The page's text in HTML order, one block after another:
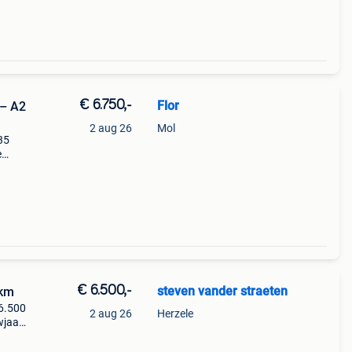
A2 € 6.750,-
2 aug 26
Flor
Mol
€ 6.500,-
2 aug 26
steven vander straeten
Herzele